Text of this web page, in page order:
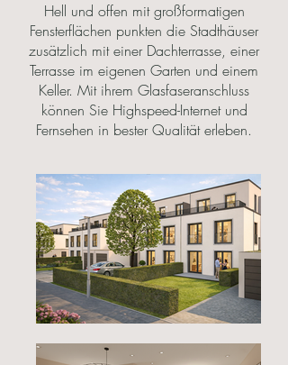
Hell und offen mit großformatigen
Fensterflächen punkten die Stadthäuser
zusätzlich mit einer Dachterrasse, einer
Terrasse im eigenen Garten und einem
Keller. Mit ihrem Glasfaseranschluss
können Sie Highspeed-Internet und
Fernsehen in bester Qualität erleben.